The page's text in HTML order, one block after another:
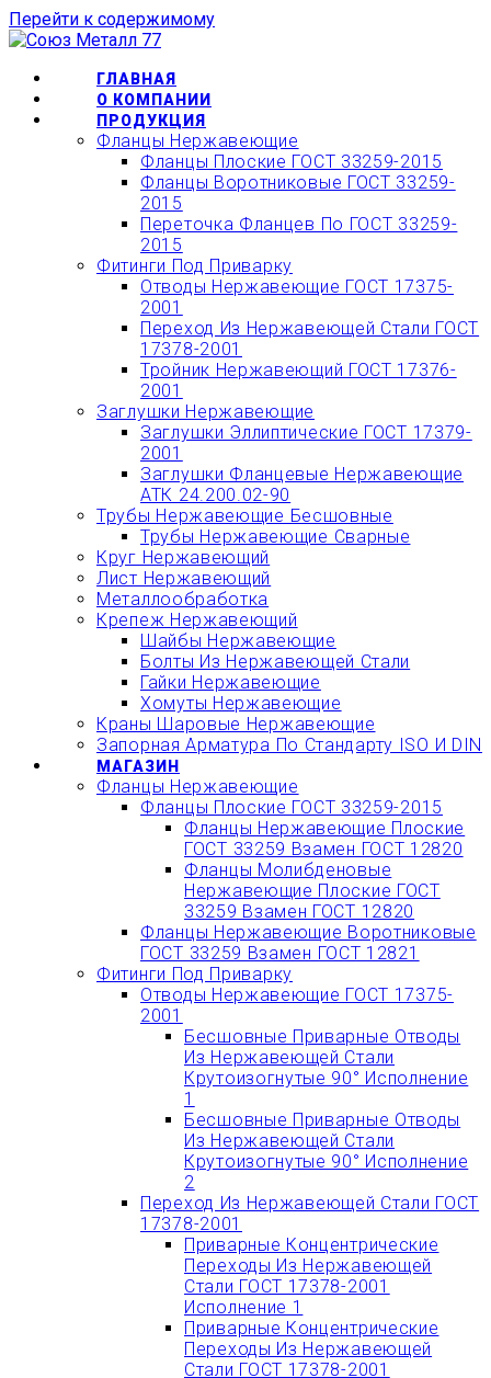
Перейти к содержимому
ГЛАВНАЯ
О КОМПАНИИ
ПРОДУКЦИЯ
Фланцы Нержавеющие
Фланцы Плоские ГОСТ 33259-2015
Фланцы Воротниковые ГОСТ 33259-
2015
Переточка Фланцев По ГОСТ 33259-
2015
Фитинги Под Приварку
Отводы Нержавеющие ГОСТ 17375-
2001
Переход Из Нержавеющей Стали ГОСТ
17378-2001
Тройник Нержавеющий ГОСТ 17376-
2001
Заглушки Нержавеющие
Заглушки Эллиптические ГОСТ 17379-
2001
Заглушки Фланцевые Нержавеющие
АТК 24.200.02-90
Трубы Нержавеющие Бесшовные
Трубы Нержавеющие Сварные
Круг Нержавеющий
Лист Нержавеющий
Металлообработка
Крепеж Нержавеющий
Шайбы Нержавеющие
Болты Из Нержавеющей Стали
Гайки Нержавеющие
Хомуты Нержавеющие
Краны Шаровые Нержавеющие
Запорная Арматура По Стандарту ISO И DIN
МАГАЗИН
Фланцы Нержавеющие
Фланцы Плоские ГОСТ 33259-2015
Фланцы Нержавеющие Плоские
ГОСТ 33259 Взамен ГОСТ 12820
Фланцы Молибденовые
Нержавеющие Плоские ГОСТ
33259 Взамен ГОСТ 12820
Фланцы Нержавеющие Воротниковые
ГОСТ 33259 Взамен ГОСТ 12821
Фитинги Под Приварку
Отводы Нержавеющие ГОСТ 17375-
2001
Бесшовные Приварные Отводы
Из Нержавеющей Стали
Крутоизогнутые 90° Исполнение
1
Бесшовные Приварные Отводы
Из Нержавеющей Стали
Крутоизогнутые 90° Исполнение
2
Переход Из Нержавеющей Стали ГОСТ
17378-2001
Приварные Концентрические
Переходы Из Нержавеющей
Стали ГОСТ 17378-2001
Исполнение 1
Приварные Концентрические
Переходы Из Нержавеющей
Стали ГОСТ 17378-2001
ОФОРМИТЬ БЫСТРЫЙ
ТОВАР ОНЛАЙН